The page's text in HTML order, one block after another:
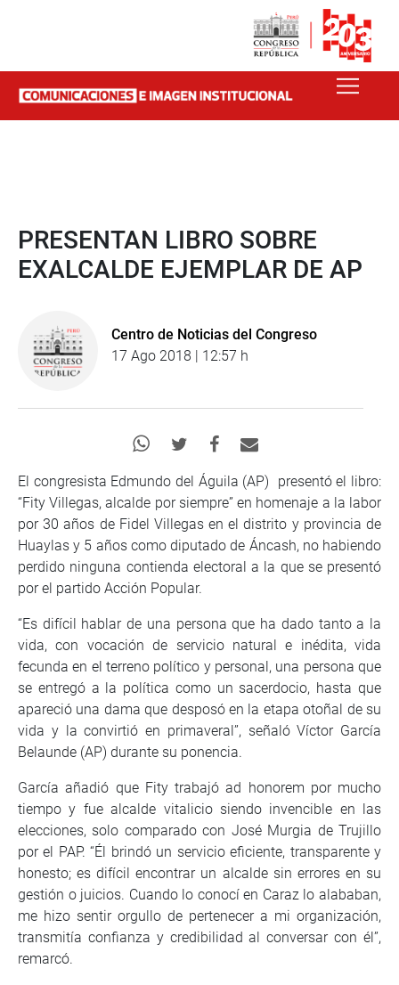
PRESENTAN LIBRO SOBRE
EXALCALDE EJEMPLAR DE AP
Centro de Noticias del Congreso
17 Ago 2018 | 12:57 h
El congresista Edmundo del Águila (AP) presentó el libro:
“Fity Villegas, alcalde por siempre” en homenaje a la labor
por 30 años de Fidel Villegas en el distrito y provincia de
Huaylas y 5 años como diputado de Áncash, no habiendo
perdido ninguna contienda electoral a la que se presentó
por el partido Acción Popular.
“Es difícil hablar de una persona que ha dado tanto a la
vida, con vocación de servicio natural e inédita, vida
fecunda en el terreno político y personal, una persona que
se entregó a la política como un sacerdocio, hasta que
apareció una dama que desposó en la etapa otoñal de su
vida y la convirtió en primaveral”, señaló Víctor García
Belaunde (AP) durante su ponencia.
García añadió que Fity trabajó ad honorem por mucho
tiempo y fue alcalde vitalicio siendo invencible en las
elecciones, solo comparado con José Murgia de Trujillo
por el PAP. “Él brindó un servicio eficiente, transparente y
honesto; es difícil encontrar un alcalde sin errores en su
gestión o juicios. Cuando lo conocí en Caraz lo alababan,
me hizo sentir orgullo de pertenecer a mi organización,
transmitía confianza y credibilidad al conversar con él”,
remarcó.